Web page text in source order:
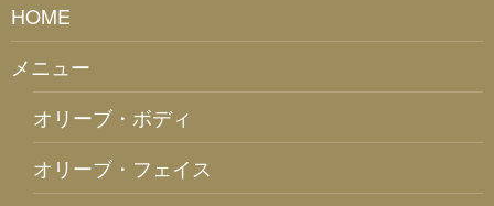
HOME
メニュー
オリーブ・ボディ
オリーブ・フェイス